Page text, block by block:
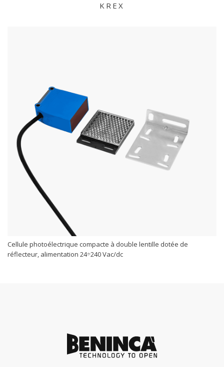
KREX
Cellule photoélectrique compacte à double lentille dotée de
réflecteur, alimentation 24÷240 Vac/dc